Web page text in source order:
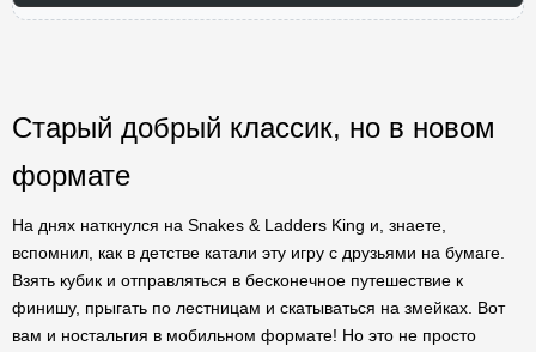
Старый добрый классик, но в новом
формате
На днях наткнулся на Snakes & Ladders King и, знаете,
вспомнил, как в детстве катали эту игру с друзьями на бумаге.
Взять кубик и отправляться в бесконечное путешествие к
финишу, прыгать по лестницам и скатываться на змейках. Вот
вам и ностальгия в мобильном формате! Но это не просто